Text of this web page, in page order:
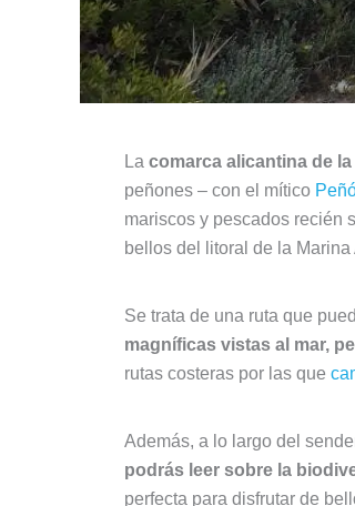
La comarca alicantina de la
peñones – con el mítico
mariscos y pescados recién
bellos del litoral de la
Se trata de una ruta que
magníficas vistas al mar,
rutas costeras por las que
Además, a lo largo del
podrás leer sobre la
perfecta para disfrutar de